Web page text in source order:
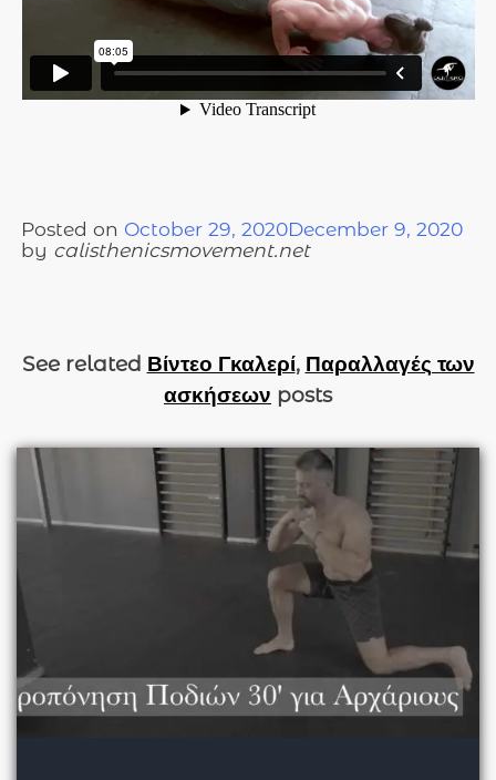
Posted on October 29, 2020December 9, 2020
by calisthenicsmovement.net
See related Βίντεο Γκαλερί, Παραλλαγές των
ασκήσεων posts